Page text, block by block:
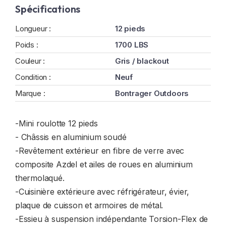
Spécifications
Longueur :
12 pieds
Poids :
1700 LBS
Couleur :
Gris / blackout
Condition :
Neuf
Marque :
Bontrager Outdoors
-Mini roulotte 12 pieds
- Châssis en aluminium soudé
-Revêtement extérieur en fibre de verre avec
composite Azdel et ailes de roues en aluminium
thermolaqué.
-Cuisinière extérieure avec réfrigérateur, évier,
plaque de cuisson et armoires de métal.
-Essieu à suspension indépendante Torsion-Flex de